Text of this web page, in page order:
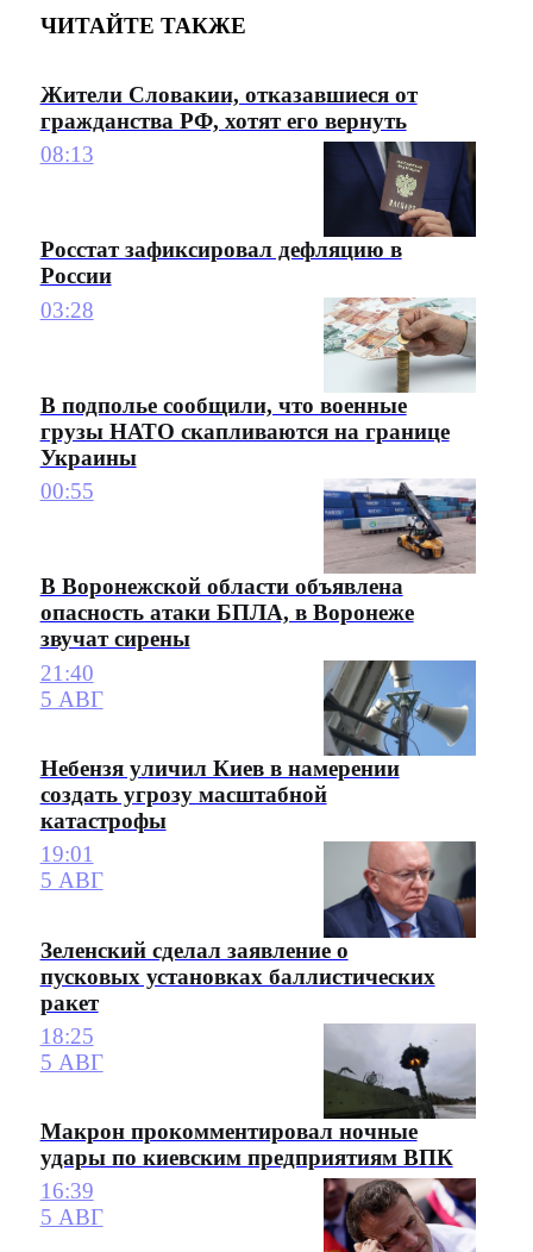
ЧИТАЙТЕ ТАКЖЕ
Жители Словакии, отказавшиеся от
гражданства РФ, хотят его вернуть
08:13
Росстат зафиксировал дефляцию в
России
03:28
В подполье сообщили, что военные
грузы НАТО скапливаются на границе
Украины
00:55
В Воронежской области объявлена
опасность атаки БПЛА, в Воронеже
звучат сирены
21:40
5 АВГ
Небензя уличил Киев в намерении
создать угрозу масштабной
катастрофы
19:01
5 АВГ
Зеленский сделал заявление о
пусковых установках баллистических
ракет
18:25
5 АВГ
Макрон прокомментировал ночные
удары по киевским предприятиям ВПК
16:39
5 АВГ